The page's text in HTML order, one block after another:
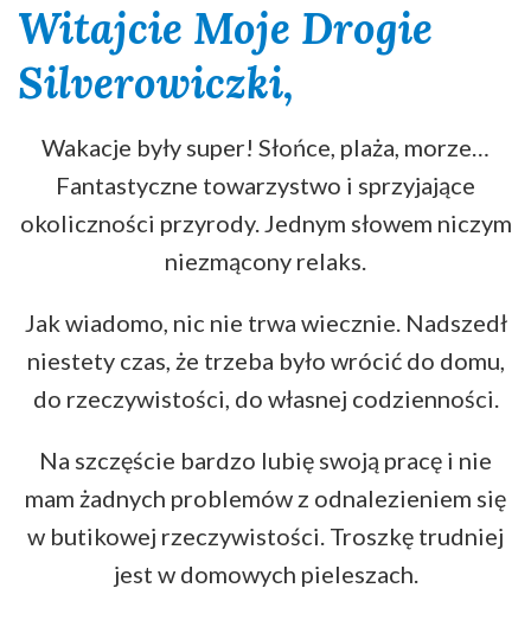
Witajcie Moje Drogie
Silverowiczki,
Wakacje były super! Słońce, plaża, morze…
Fantastyczne towarzystwo i sprzyjające
okoliczności przyrody. Jednym słowem niczym
niezmącony relaks.
Jak wiadomo, nic nie trwa wiecznie. Nadszedł
niestety czas, że trzeba było wrócić do domu,
do rzeczywistości, do własnej codzienności.
Na szczęście bardzo lubię swoją pracę i nie
mam żadnych problemów z odnalezieniem się
w butikowej rzeczywistości. Troszkę trudniej
jest w domowych pieleszach.